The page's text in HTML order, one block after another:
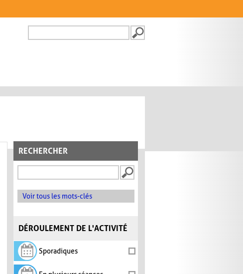
FORMULAIRE DE
RECHERCHER
Voir tous les mots-clés
DÉROULEMENT DE L'ACTIVITÉ
Sporadiques